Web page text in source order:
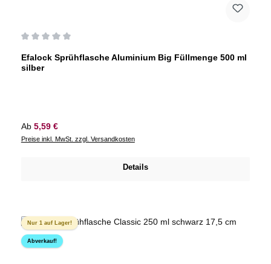
Efalock Sprühflasche Aluminium Big Füllmenge 500 ml
silber
Regulärer Preis:
Ab 5,59 €
Preise inkl. MwSt. zzgl. Versandkosten
Details
Nur 1 auf Lager!
Abverkauf!